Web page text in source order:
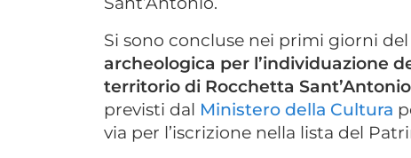
Si sono concluse nei primi giorni
archeologica per l’individuazione
territorio di Rocchetta Sant’Antonio
previsti dal Ministero della Cultura
via per l’iscrizione nella lista del